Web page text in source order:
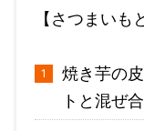
【さつまいも
焼き芋の
トと混ぜ